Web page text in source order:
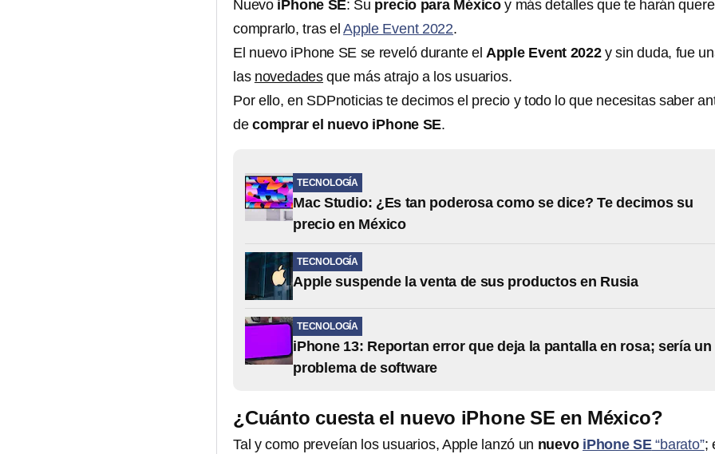
Nuevo iPhone SE: Su precio para México y más detalles que te harán
comprarlo, tras elApple Event 2022.
El nuevo iPhone SE se reveló durante el Apple Event 2022y sin duda, fue
las novedades que más atrajo a los usuarios.
Por ello, en SDPnoticias te decimos el precio y todo lo que necesitas saber
de comprar el nuevo iPhone SE.
TECNOLOGÍA
Mac Studio: ¿Es tan poderosa como se dice? Te decimos su
precio en México
TECNOLOGÍA
Apple suspende la venta de sus productos en Rusia
TECNOLOGÍA
iPhone 13: Reportan error que deja la pantalla en rosa; sería un
problema de software
¿Cuánto cuesta el nuevo iPhone SE en México?
Tal y como preveían los usuarios, Apple lanzó un nuevo iPhone SE“barato”;